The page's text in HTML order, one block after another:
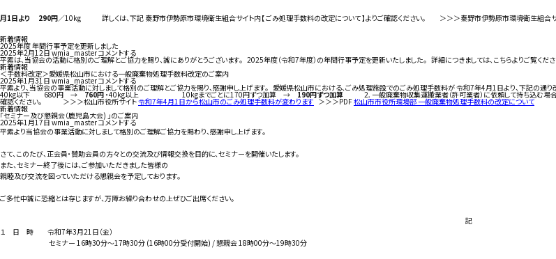
月1日より 290円／10kg 詳しくは、下記 秦野市伊勢原市環境衛生組合サイト内【 ごみ処理手数料の改定について 】よりご確認ください。 ＞＞＞秦野市伊勢原市環境衛生組合
新着情報
2025年度 年間行事予定を更新しました
2025年2月12日wmia_masterコメントする
平素は、当協会の活動に格別のご理解とご協力を賜り、誠にありがとうございます。 2025年度（令和7年度）の年間行事予定を更新いたしました。 詳細につきましては、こちらよりご覧くださ
新着情報
＜手数料改定＞愛媛県松山市における一般廃棄物処理手数料改定のご案内
2025年1月31日wmia_masterコメントする
平素より、当協会の事業活動に対しまして格別のご理解とご協力を賜り、感謝申し上げます。 愛媛県松山市における、ごみ処理施設でのごみ処理手数料が 令和7年4月1日より、
40kg以下 680円 →760円 ・40kg以上 10kgまでごとに170円ずつ加算 →190円ずつ加算2．一般廃棄物収集運搬業者（許可業者）に依頼して持ち込む
確認ください。 ＞＞＞松山市役所サイト令和7年4月1日から松山市のごみ処理手数料が変わります＞＞＞PDF松山市市役所環境部 一般廃棄物処理手数料の改定について
新着情報
「セミナー及び懇親会（鹿児島大会) 」のご案内
2025年1月17日 wmia_masterコメントする
平素より当協会の事業活動に対しまして格別のご理解ご協力を賜わり、感謝申し上げます。
さて、このたび、正会員・賛助会員の方々との交流及び情報交換を目的に、セミナーを開催いたします。
また、セミナー終了後には、ご参加いただきました皆様の
親睦及び交流を図っていただける懇親会を予定しております。
ご多忙中誠に恐縮とは存じますが、万障お繰り合わせの上ぜひご出席ください。
記
１ 日 時 令和7年3月21日（金）
セミナー 16時30分～17時30分 (16時00分受付開始) / 懇親会 18時00分～19時30分